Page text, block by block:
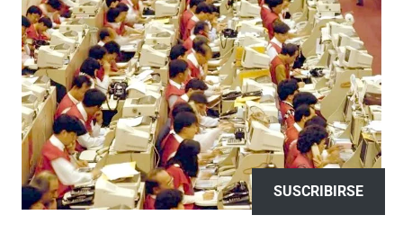
SUSCRIBIRSE